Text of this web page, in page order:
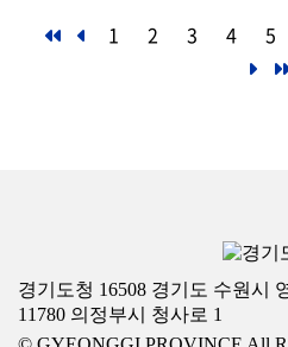
1 2 3 4 5
경기도청 16508 경기도 수원시
11780 의정부시 청사로 1